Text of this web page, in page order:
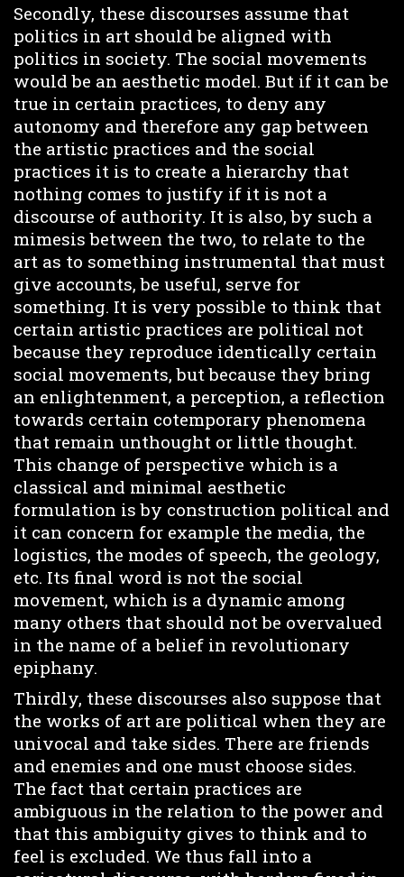
Secondly, these discourses assume that
politics in art should be aligned with
politics in society. The social movements
would be an aesthetic model. But if it can be
true in certain practices, to deny any
autonomy and therefore any gap between
the artistic practices and the social
practices it is to create a hierarchy that
nothing comes to justify if it is not a
discourse of authority. It is also, by such a
mimesis between the two, to relate to the
art as to something instrumental that must
give accounts, be useful, serve for
something. It is very possible to think that
certain artistic practices are political not
because they reproduce identically certain
social movements, but because they bring
an enlightenment, a perception, a reflection
towards certain cotemporary phenomena
that remain unthought or little thought.
This change of perspective which is a
classical and minimal aesthetic
formulation is by construction political and
it can concern for example the media, the
logistics, the modes of speech, the geology,
etc. Its final word is not the social
movement, which is a dynamic among
many others that should not be overvalued
in the name of a belief in revolutionary
epiphany.
Thirdly, these discourses also suppose that
the works of art are political when they are
univocal and take sides. There are friends
and enemies and one must choose sides.
The fact that certain practices are
ambiguous in the relation to the power and
that this ambiguity gives to think and to
feel is excluded. We thus fall into a